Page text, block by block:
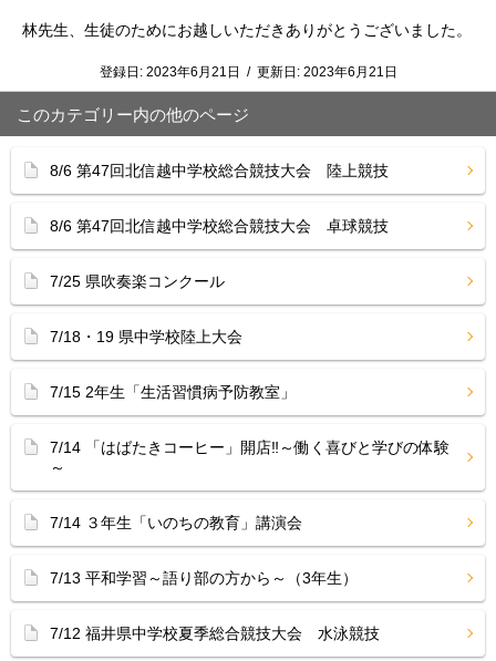
林先生、生徒のためにお越しいただきありがとうございました。
登録日: 2023年6月21日 / 更新日: 2023年6月21日
このカテゴリー内の他のページ
8/6 第47回北信越中学校総合競技大会 陸上競技
8/6 第47回北信越中学校総合競技大会 卓球競技
7/25 県吹奏楽コンクール
7/18・19 県中学校陸上大会
7/15 2年生「生活習慣病予防教室」
7/14 「はばたきコーヒー」開店‼︎～働く喜びと学びの体験
～
7/14 ３年生「いのちの教育」講演会
7/13 平和学習～語り部の方から～（3年生）
7/12 福井県中学校夏季総合競技大会 水泳競技